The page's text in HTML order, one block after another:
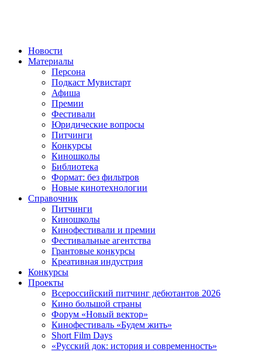
Новости
Материалы
Персона
Подкаст Мувистарт
Афиша
Премии
Фестивали
Юридические вопросы
Питчинги
Конкурсы
Киношколы
Библиотека
Формат: без фильтров
Новые кинотехнологии
Справочник
Питчинги
Киношколы
Кинофестивали и премии
Фестивальные агентства
Грантовые конкурсы
Креативная индустрия
Конкурсы
Проекты
Всероссийский питчинг дебютантов 2026
Кино большой страны
Форум «Новый вектор»
Кинофестиваль «Будем жить»
Short Film Days
«Русский док: история и современность»